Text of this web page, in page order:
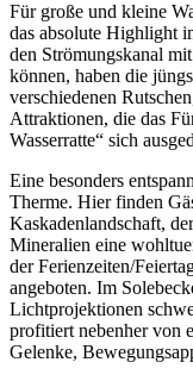
Für große und kleine
das absolute Highlight
den Strömungskanal
können, haben die
verschiedenen
Attraktionen, die das
Wasserratte“ sich
Eine besonders
Therme. Hier finden
Kaskadenlandschaft,
Mineralien eine
der Ferienzeiten/
angeboten. Im
Lichtprojektionen
profitiert nebenher von
Gelenke,